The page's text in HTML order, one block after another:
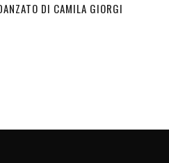
DI CAMILA GIORGI